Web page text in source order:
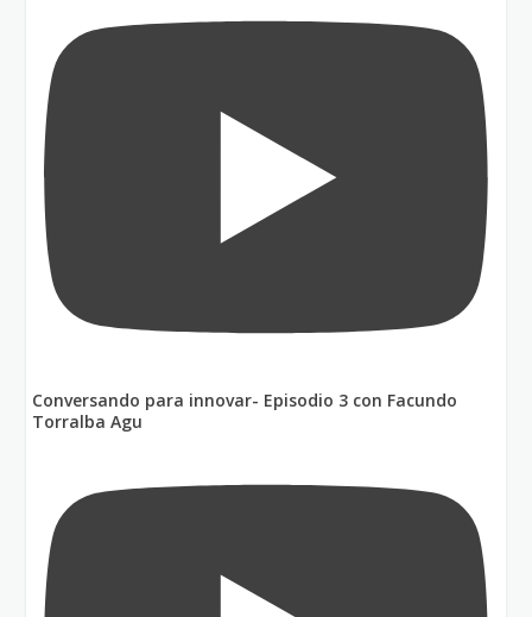
Conversando para innovar- Episodio 3 con Facundo
Torralba Agu